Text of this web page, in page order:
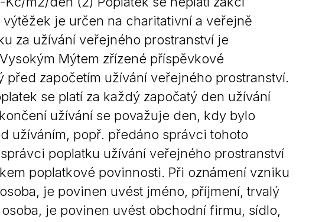
je určen na charitativní a veřejně
za užívání veřejného prostranství je
Mýtem zřízené příspěvkové
před započetím užívání veřejného prostranství.
se platí za každý započatý den užívání
užívání se považuje den, kdy bylo
užíváním, popř. předáno správci tohoto
poplatku užívání veřejného prostranství
poplatkové povinnosti. Při oznámení vzniku
je povinen uvést jméno, příjmení, trvalý
je povinen uvést obchodní firmu, sídlo,